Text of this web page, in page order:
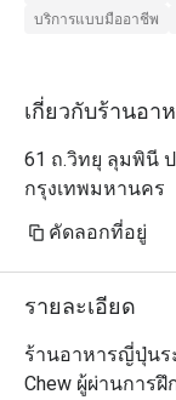
บริการแบบมืออาชีพ
เกี่ยวกับร้านอา
61 ถ.วิทยุ ลุมพินี
กรุงเทพมหานคร
คัดลอกที่อยู่
รายละเอียด
ร้านอาหารญี่ปุ่นร
Chew ผู้ผ่านการ